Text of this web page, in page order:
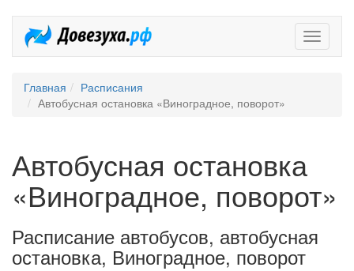
Главная
Расписания
Автобусная остановка «Виноградное, поворот»
Автобусная остановка
«Виноградное, поворот»
Расписание автобусов, автобусная
остановка, Виноградное, поворот